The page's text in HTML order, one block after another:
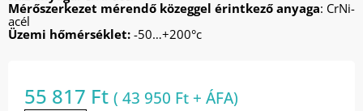
Mérőszerkezet mérendő közeggel érintkező anyaga: CrNi-
acél
Üzemi hőmérséklet: -50…+200°c
55 817 Ft ( 43 950 Ft + ÁFA)